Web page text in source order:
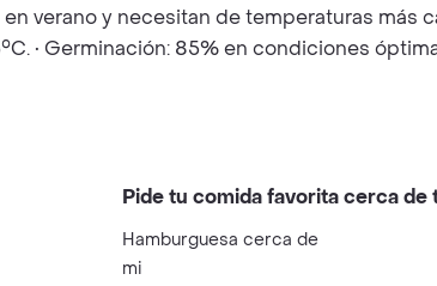
verano y necesitan de temperaturas más
• Germinación: 85% en condiciones
Pide tu comida favorita cerca de
Hamburguesa cerca de
mi